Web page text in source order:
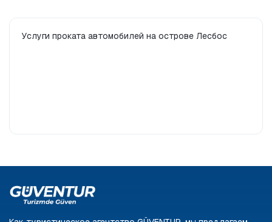
Услуги проката автомобилей на острове Лесбос